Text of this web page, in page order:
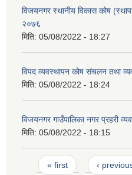
विजयनगर स्थानीय विकास कोष
२०७६
मिति: 05/08/2022 - 18:27
विपद व्यवस्थापन कोष संचलन तथा
मिति: 05/08/2022 - 18:24
विजयनगर गाउँपालिका नगर प्रहरी
मिति: 05/08/2022 - 18:15
Pages
« first ‹